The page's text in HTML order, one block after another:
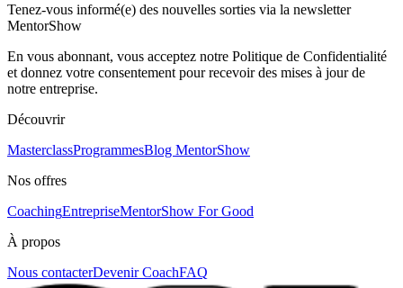
Tenez-vous informé(e) des nouvelles sorties via la newsletter
MentorShow
En vous abonnant, vous acceptez notre Politique de Confidentialité
et donnez votre consentement pour recevoir des mises à jour de
notre entreprise.
Découvrir
MasterclassProgrammesBlog MentorShow
Nos offres
CoachingEntrepriseMentorShow For Good
À propos
Nous contacterDevenir CoachFAQ